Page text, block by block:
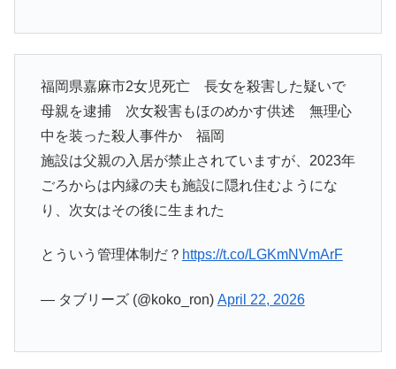
福岡県嘉麻市2女児死亡 長女を殺害した疑いで
母親を逮捕 次女殺害もほのめかす供述 無理心
中を装った殺人事件か 福岡
施設は父親の入居が禁止されていますが、2023年
ごろからは内縁の夫も施設に隠れ住むようにな
り、次女はその後に生まれた
とういう管理体制だ？ https://t.co/LGKmNVmArF
— タブリーズ (@koko_ron) April 22, 2026